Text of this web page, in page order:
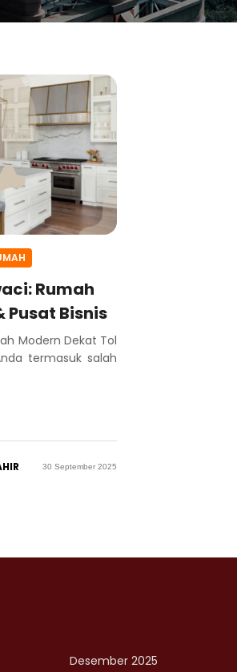
Rumah
Pusat Bisnis
Modern Dekat Tol
termasuk salah
30 September 2025
Desember 2025